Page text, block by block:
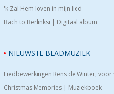
'k Zal Hem loven in mijn lied
Bach to Berlinksi | Digitaal album
NIEUWSTE BLADMUZIEK
Liedbewerkingen Rens de Winter,
Christmas Memories | Muziekboek